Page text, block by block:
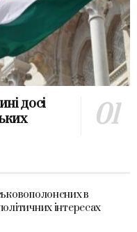
досі
в
інтересах